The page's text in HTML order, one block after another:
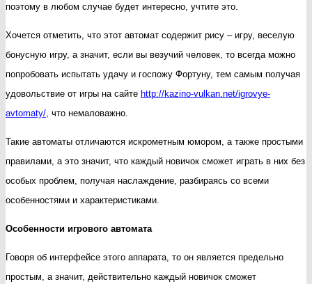
и
его
увлекательная
тематика
поэтому в любом случае будет интересно, учтите это.
Хочется отметить, что этот автомат содержит рису – игру, веселую
бонусную игру, а значит, если вы везучий человек, то всегда можно
попробовать испытать удачу и госпожу Фортуну, тем самым получая
удовольствие от игры на сайте http://kazino-vulkan.net/igrovye-
avtomaty/ , что немаловажно.
Такие автоматы отличаются искрометным юмором, а также простыми
правилами, а это значит, что каждый новичок сможет играть в них без
особых проблем, получая наслаждение, разбираясь со всеми
особенностями и характеристиками.
Особенности игрового автомата
Говоря об интерфейсе этого аппарата, то он является предельно
простым, а значит, действительно каждый новичок сможет